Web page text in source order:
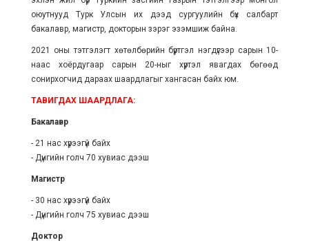
оюутнууд Турк Улсын их дээд сургуулийн бүх салбарт
бакалавр, магистр, докторын зэрэг эзэмшиж байна.
2021 оны тэтгэлэгт хөтөлбөрийн бүртгэл нэгдүгээр сарын 10-
наас хоёрдугаар сарын 20-ныг хүртэл явагдах бөгөөд
сонирхогчид дараах шаардлагыг хангасан байх юм.
ТАВИГДАХ ШААРДЛАГА:
Бакалавр
- 21 нас хүрээгүй байх
- Дүнгийн голч 70 хувиас дээш
Магистр
- 30 нас хүрээгүй байх
- Дүнгийн голч 75 хувиасдээш
Доктор